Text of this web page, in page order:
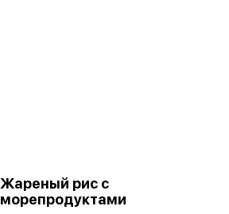
Жареный рис с
морепродуктами